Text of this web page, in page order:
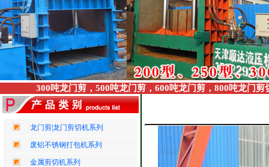
300吨龙门剪，500吨龙门剪，600吨龙门剪，800吨龙门剪
龙门剪|龙门剪切机系列
废铝不锈钢打包机系列
金属剪切机系列